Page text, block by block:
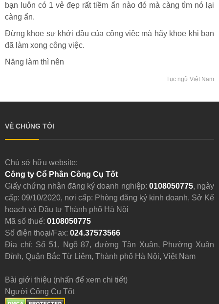
bạn luôn có 1 vẻ đẹp rất tiềm ẩn nào đó mà càng tìm nó lại
càng ẩn.
Đừng khoe sự khởi đầu của công việc mà hãy khoe khi bạn
đã làm xong công việc.
Năng làm thì nên
Tục ngữ Việt Nam
VỀ CHÚNG TÔI
Chủ sở hữu website:
Công ty Cổ Phần Công Cụ Tốt
Giấy chứng nhận đăng ký doanh nghiệp: 0108050775, ngày
cấp: 09/10/2020, nơi cấp: Phòng đăng ký kinh doanh, Sở Kế
hoạch và Đầu tư Thành phố Hà Nội
Mã số thuế: 0108050775
Số điện thoại/Fax: 024.37573566
Địa chỉ: Số 51, Ngõ 87, đường Tân Xuân, Phường Xuân
Đỉnh, Quận Bắc Từ Liêm, Thành phố Hà Nội, Việt Nam
Bài giới thiệu (nhấn để xem chi tiết)
Người Công Cụ Tốt